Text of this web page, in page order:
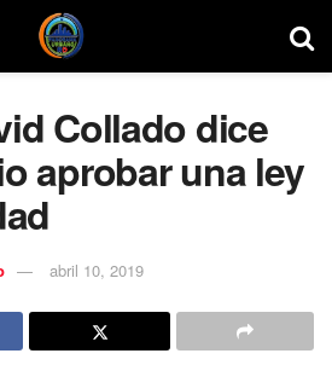
Collado dice
aprobar una ley
abril 10, 2019